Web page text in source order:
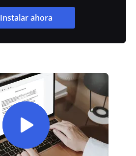
Instalar ahora